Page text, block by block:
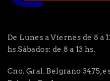
De Lunes a Viernes de 8 a
hs.Sábados: de 8 a 13 hs.
Cno. Gral. Belgrano 3475,